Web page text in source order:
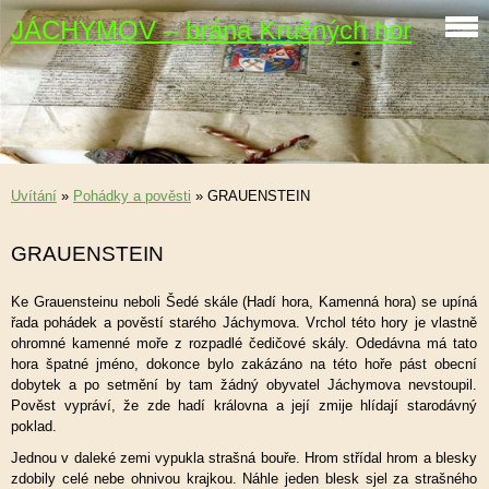
JÁCHYMOV – brána Krušných hor
Uvítání » Pohádky a pověsti » GRAUENSTEIN
GRAUENSTEIN
Ke Grauensteinu neboli Šedé skále (Hadí hora, Kamenná hora) se upíná
řada pohádek a pověstí starého Jáchymova. Vrchol této hory je vlastně
ohromné kamenné moře z rozpadlé čedičové skály. Odedávna má tato
hora špatné jméno, dokonce bylo zakázáno na této hoře pást obecní
dobytek a po setmění by tam žádný obyvatel Jáchymova nevstoupil.
Pověst vypráví, že zde hadí královna a její zmije hlídají starodávný
poklad.
Jednou v daleké zemi vypukla strašná bouře. Hrom střídal hrom a blesky
zdobily celé nebe ohnivou krajkou. Náhle jeden blesk sjel za strašného